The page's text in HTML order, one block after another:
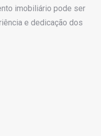
imobiliário pode ser
e dedicação dos